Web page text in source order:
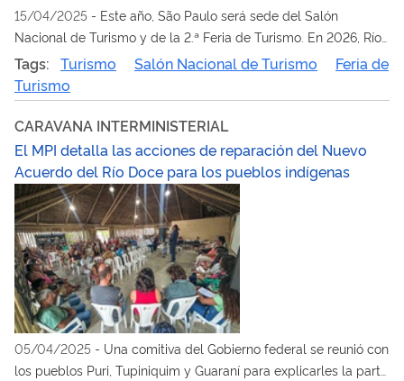
15/04/2025 - Este año, São Paulo será sede del Salón
Nacional de Turismo y de la 2.ª Feria de Turismo. En 2026, Río
de Janeiro será el escenario de la 3.ª Cumbre de Turismo de la
ONU Turismo para África y las Américas
Tags: Turismo Salón Nacional de Turismo
Feria de
Turismo
CARAVANA INTERMINISTERIAL
El MPI detalla las acciones de reparación del Nuevo
Acuerdo del Río Doce para los pueblos indígenas
05/04/2025 - Una comitiva del Gobierno federal se reunió con
los pueblos Puri, Tupiniquim y Guaraní para explicarles la parte